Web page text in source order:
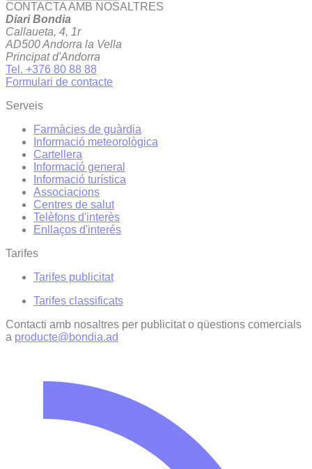
CONTACTA AMB NOSALTRES
Diari Bondia
Callaueta, 4, 1r
AD500 Andorra la Vella
Principat d'Andorra
Tel. +376 80 88 88
Formulari de contacte
Serveis
Farmàcies de guàrdia
Informació meteorològica
Cartellera
Informació general
Informació turística
Associacions
Centres de salut
Telèfons d'interès
Enllaços d'interés
Tarifes
Tarifes publicitat
Tarifes classificats
Contacti amb nosaltres per publicitat o qüestions comercials
a producte@bondia.ad